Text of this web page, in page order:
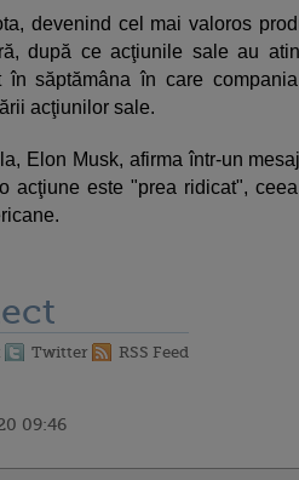
devenind cel mai valoros
după ce acţiunile sale au
în săptămâna în care
acţiunilor sale.
Elon Musk, afirma într-un
acţiune este "prea ridicat",
Twitter RSS Feed
09:46